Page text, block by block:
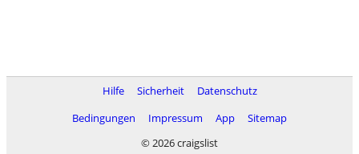
Hilfe Sicherheit
Datenschutz
Bedingungen
Impressum App
Sitemap
© 2026 craigslist